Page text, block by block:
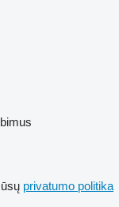
privatumo politika